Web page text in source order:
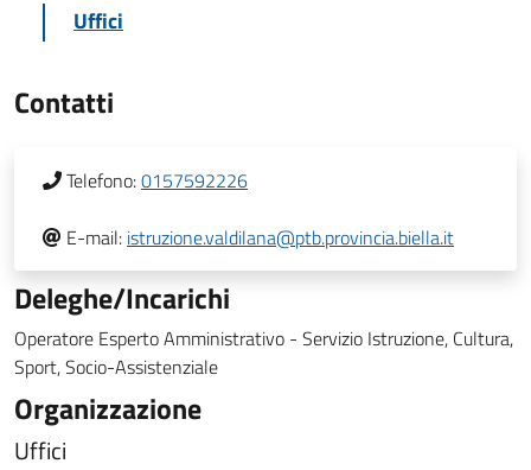
Uffici
Contatti
Telefono:0157592226
E-mail: istruzione.valdilana@ptb.provincia.biella.it
Deleghe/Incarichi
Operatore Esperto Amministrativo - Servizio Istruzione, Cultura,
Sport, Socio-Assistenziale
Organizzazione
Uffici